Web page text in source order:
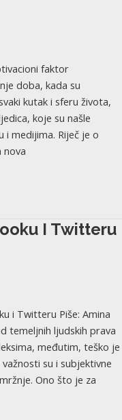
faktor
doba, kada su
kutak i sferu života,
koje su našle
medijima. Riječ je o
nova
I Twitteru
i Twitteru Piše: Amina
temeljnih ljudskih prava
međutim, teško je
su i subjektivne
Ono što je za